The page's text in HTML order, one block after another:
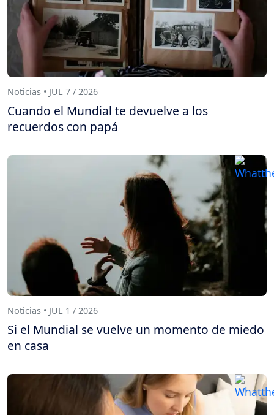
Noticias • JUL 7 / 2026
Cuando el Mundial te devuelve a los
recuerdos con papá
Noticias • JUL 1 / 2026
Si el Mundial se vuelve un momento de miedo
en casa